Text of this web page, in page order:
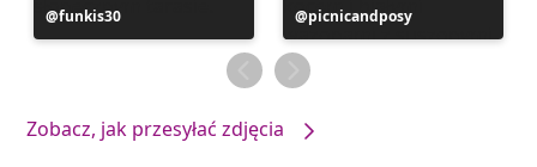
Post
opublikowany
funkis30
Post
opublikowany
przez
picnicandposy
Zobacz, jak przesyłać zdjęcia